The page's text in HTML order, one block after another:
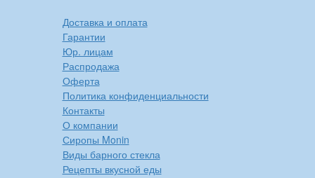
Доставка и оплата
Гарантии
Юр. лицам
Распродажа
Оферта
Политика конфиденциальности
Контакты
О компании
Сиропы Monin
Виды барного стекла
Рецепты вкусной еды